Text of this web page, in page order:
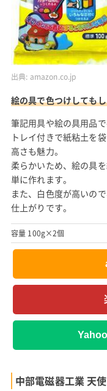
出典: amazon.co.jp
絵の具で色つけしても
筆記用具や絵の具用品
トレイ付きで紙粘土を
高さも魅力。
柔らかいため、絵の具
単に作れます。
また、白色度が高いの
仕上がりです。
容量 100g×2個
中部電磁器工業 天